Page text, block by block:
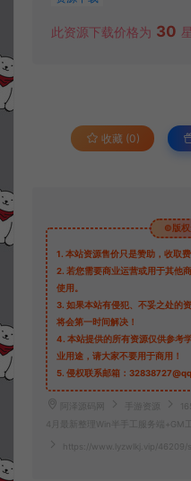
此资源下载价格为 30
收藏 (0)
©版权
1. 本站资源售价只是赞助，收取
2. 若您需要商业运营或用于其他
使用。
3. 如果本站有侵犯、不妥之处的
将会第一时间解决！
4. 本站提供的所有资源仅供参考
业用途，请大家不要用于商用！
5. 侵权联系邮箱：
阿泽源码网 手游资源
4月最新整理Win半手工服务端+GM
https://www.lyzwlkj.vip/46209/